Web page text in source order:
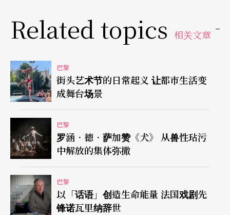
习活著的道理。我希望借由这次创作机会，让大家
在捧腹大笑中理解，莎翁想要传递给社会的讯息：
（注1）三年以来，他在巴西、罗马和柏林的导演工
作坊中，与大学生一起探索《第十二夜》曲折离奇
的情节，也寻找著兼具青春魅力与表演实力的表演
者。直到遇见法兰西戏剧院这群新生代演员，他才
决定正式投入创作。
符号拼贴破解单一意涵
幕启时，两只猴子在一座人造风景中伸著懒腰：白
Related topics 相关文章
巴黎
街头艺术节的日常起义 让都市生活变
成舞台场景
巴黎
罗涵．德．萨加赞《犬》 从兽性玷污
中解放的集体弥撒
巴黎
以「话语」创造生命能量 法国戏剧先
锋诺瓦里纳辞世